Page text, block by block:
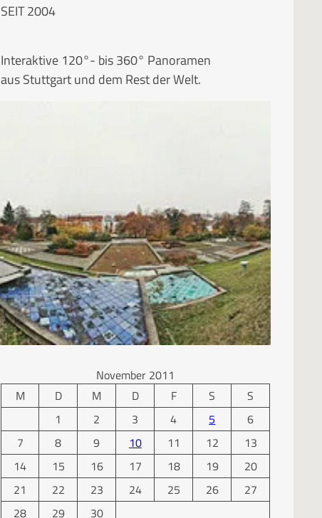
SEIT 2004
Interaktive 120°- bis 360° Panoramen
aus Stuttgart und dem Rest der Welt.
Kategorien
KALENDER
November 2011
M
D M D F S
S
1
2 3 4 5
6
7
8 9 10 11 12
13
14
15 16 17 18 19
20
21
22 23 24 25 26
27
28
29
30